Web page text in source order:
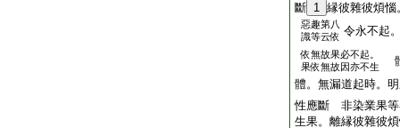
斷 1 縁彼雜彼煩惱
惡趣第八
識等云依 令永不起
依無故果必不起。
果依無故因亦不生
體。無漏道起時。
性應斷 非染業果等
生果。離縁彼雜彼